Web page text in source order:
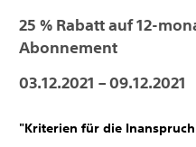
25 % Rabatt auf 12-
Abonnement
03.12.2021 – 09.12.2021
"Kriterien für die